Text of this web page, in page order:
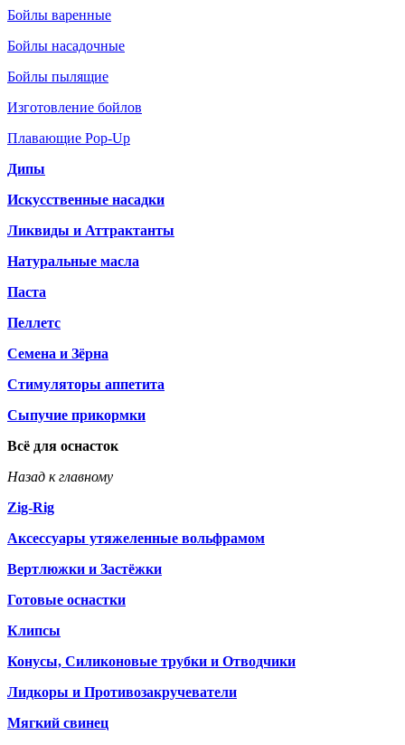
Бойлы варенные
Бойлы насадочные
Бойлы пылящие
Изготовление бойлов
Плавающие Pop-Up
Дипы
Искусственные насадки
Ликвиды и Аттрактанты
Натуральные масла
Паста
Пеллетс
Семена и Зёрна
Стимуляторы аппетита
Сыпучие прикормки
Всё для оснасток
Назад к главному
Zig-Rig
Аксессуары утяжеленные вольфрамом
Вертлюжки и Застёжки
Готовые оснастки
Клипсы
Конусы, Силиконовые трубки и Отводчики
Лидкоры и Противозакручеватели
Мягкий свинец